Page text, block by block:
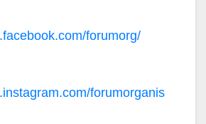
forumorg/
forumorganis